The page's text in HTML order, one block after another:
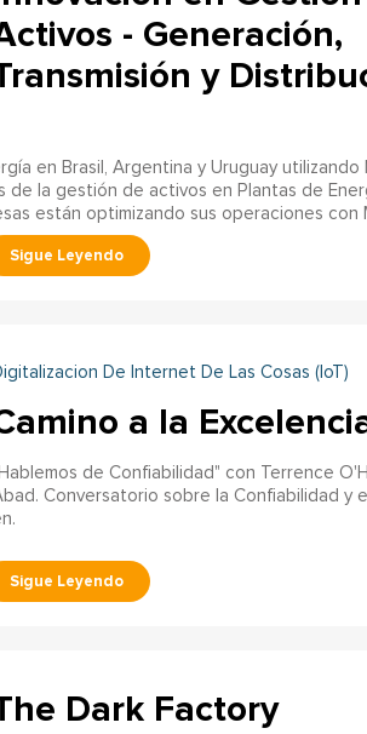
- Generación,
y
en Brasil, Argentina y Uruguay utilizando
de la gestión de activos en Plantas de
están optimizando sus operaciones con
De Internet De Las Cosas (IoT)
a la
de Confiabilidad" con Terrence
Conversatorio sobre la Confiabilidad y
Dark Factory